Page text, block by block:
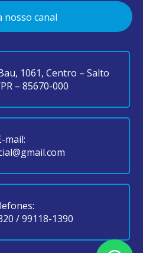
nosso canal
1061, Centro – Salto
– 85670-000
mail:
/99118-1390